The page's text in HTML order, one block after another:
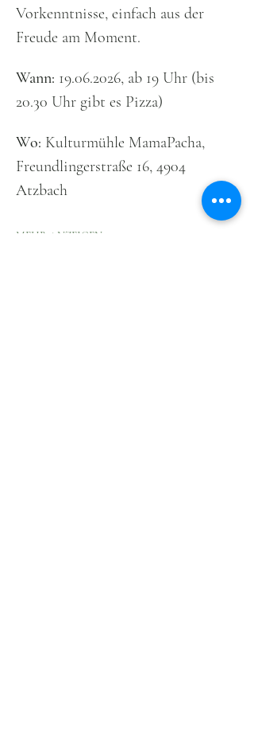
Vorkenntnisse, einfach aus der
Freude am Moment.
Wann: 19.06.2026, ab 19 Uhr (bis
20.30 Uhr gibt es Pizza)
Wo: Kulturmühle MamaPacha,
Freundlingerstraße 16, 4904
Atzbach
MEHR ANZEIGEN